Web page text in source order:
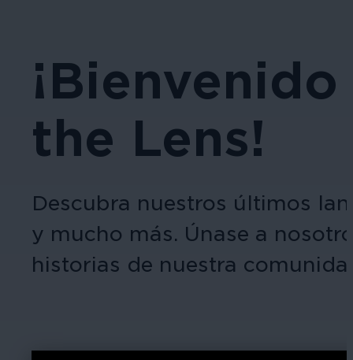
the Lens!
Descubra nuestros últimos
y mucho más. Únase a
historias de nuestra